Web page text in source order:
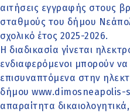
αιτήσεις εγγραφής στους
σταθμούς του δήμου
σχολικό έτος 2025-2026.
Η διαδικασία γίνεται
ενδιαφερόμενοι μπορούν
επισυναπτόμενα στην
δήμου www.dimosneapolis-
απαραίτητα